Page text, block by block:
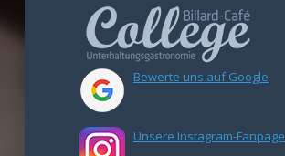
Bewerte uns auf Google
Unsere Instagram-Fanpage